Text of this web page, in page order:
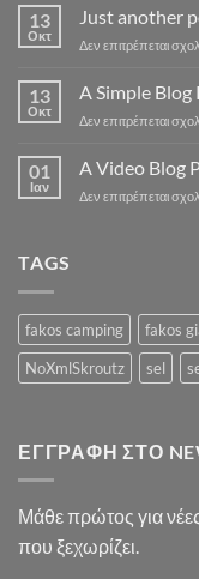
13
Οκτ
Just another
Δεν επιτρέπεται
13
Οκτ
A Simple Blog
Δεν επιτρέπεται
01
Ιαν
A Video Blog
Δεν επιτρέπεται
TAGS
fakos camping fakos
NoXmlSkroutz
sel
ΕΓΓΡΑΦΉ ΣΤΟ
Μάθε πρώτος για
που ξεχωρίζει.